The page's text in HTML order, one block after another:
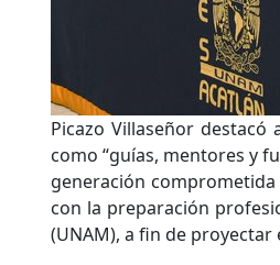
Picazo Villaseñor
como “guías, mentores y
generación
con la preparación
(UNAM), a fin de